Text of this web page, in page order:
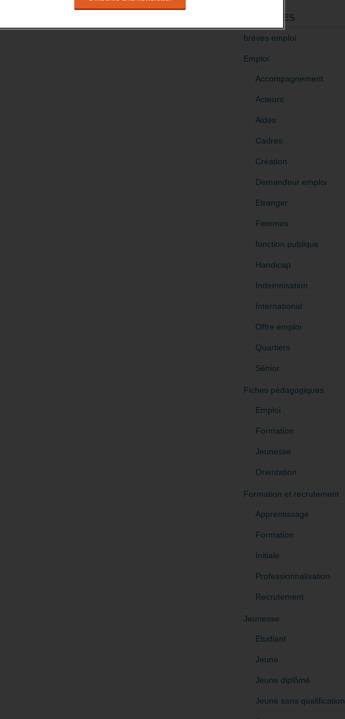
CATÉGORIES
brèves emploi
Emploi
Accompagnement
Acteurs
Aides
Cadres
Création
Demandeur emploi
Etranger
Femmes
fonction publique
Handicap
Indemnisation
International
Offre emploi
Quartiers
Sénior
Fiches pédagogiques
Emploi
Formation
Jeunesse
Orientation
Formation et recrutement
Apprentissage
Formation
Initiale
Professionnalisation
Recrutement
Jeunesse
Etudiant
Jeune
Jeune diplômé
Jeune sans qualification